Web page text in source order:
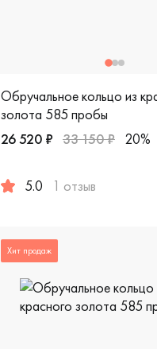
Обручальное кольцо из
золота 585 пробы
26 520 ₽ 33 150 ₽ 20%
5.0 1 отзыв
Хит продаж